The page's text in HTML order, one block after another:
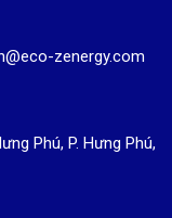
zenergy.com
Phú, P. Hưng Phú,